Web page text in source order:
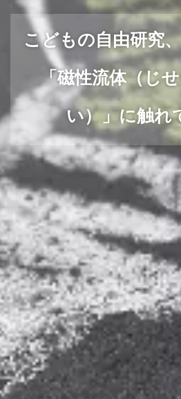
こどもの自由研究
「磁性流体（じ
い）」に触れ